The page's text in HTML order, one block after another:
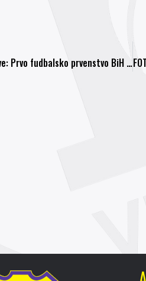
Dani ponosa i slave: Prvo fudbalsko prvenstvo BiH (13.09.1994.) – NK Bosna – NK Željezničar 2:1